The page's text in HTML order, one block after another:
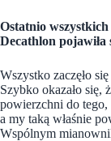
Ostatnio wszystkich
Decathlon pojawiła
Wszystko zaczęło
Szybko okazało
powierzchni do
a my taką właśnie
Wspólnym